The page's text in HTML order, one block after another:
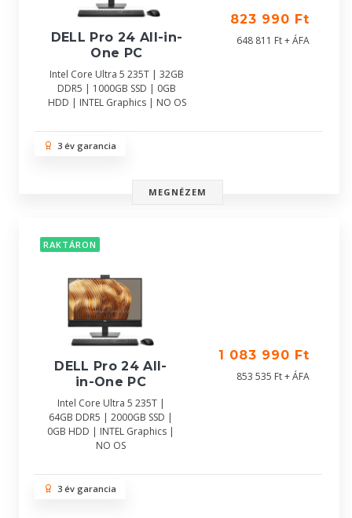
DELL Pro 24 All-in-
One PC
Intel Core Ultra 5 235T | 32GB
DDR5 | 1000GB SSD | 0GB
HDD | INTEL Graphics | NO OS
823 990 Ft
648 811 Ft + ÁFA
3 év garancia
MEGNÉZEM
RAKTÁRON
DELL Pro 24 All-
in-One PC
Intel Core Ultra 5 235T |
64GB DDR5 | 2000GB SSD |
0GB HDD | INTEL Graphics |
NO OS
1 083 990 Ft
853 535 Ft + ÁFA
3 év garancia